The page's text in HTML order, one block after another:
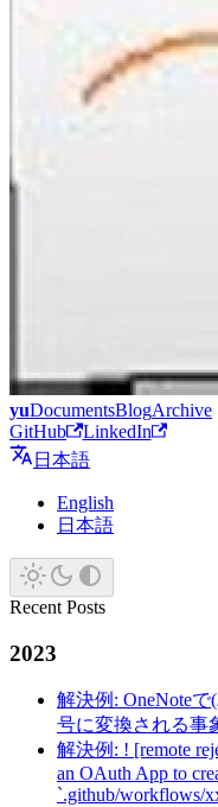
yuDocumentsBlogArchive
GitHub
LinkedIn
日本語
English
日本語
Recent Posts
2023
解決例: OneNote
号に変換される事
解決例: ! [remote
an OAuth App to
`.github/workflows/